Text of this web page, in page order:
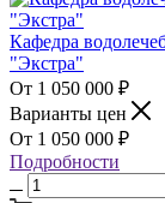
Кафедра
"Экстра"
1 050 000 ₽
Варианты цен
1 050 000 ₽
Подробности